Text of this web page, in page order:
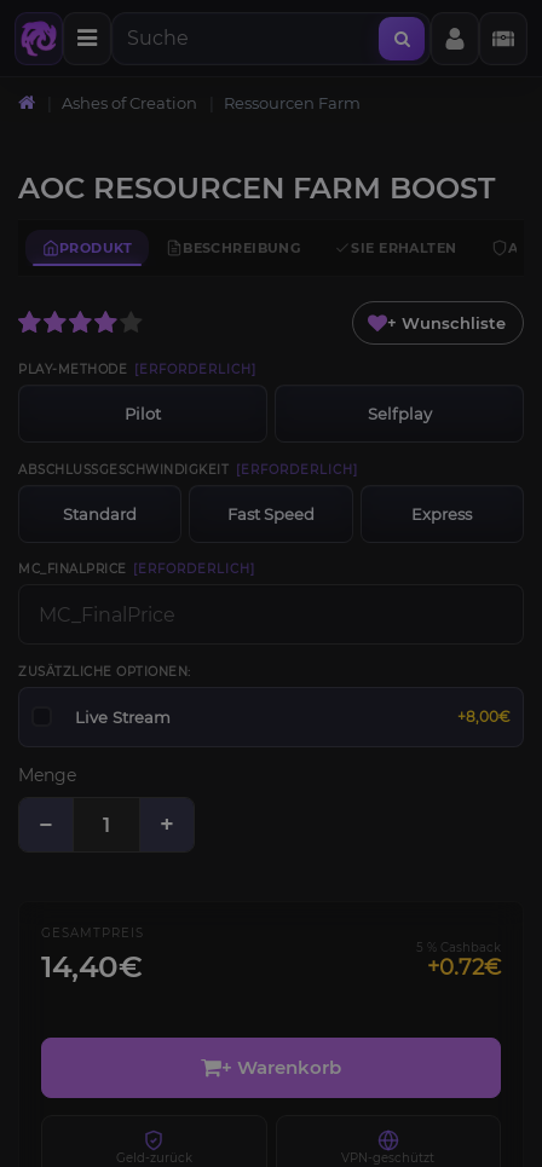
Ashes of Creation Ressourcen Farm
AOC RESOURCEN FARM BOOST
PRODUKT BESCHREIBUNG SIE ERHALTEN
+ Wunschliste
PLAY-METHODE [ERFORDERLICH]
Pilot Selfplay
ABSCHLUSSGESCHWINDIGKEIT [ERFORDERLICH]
Standard Fast Speed Express
MC_FINALPRICE [ERFORDERLICH]
ZUSÄTZLICHE OPTIONEN:
Live Stream +8,00€
Menge
− +
GESAMTPREIS
14,40€
5 % Cashback
+0.72€
+ Warenkorb
Geld-zurück VPN-geschützt